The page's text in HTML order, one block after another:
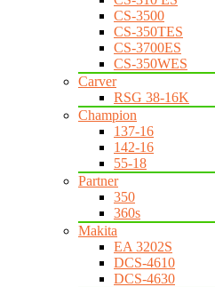
CS-3500
CS-350TES
CS-3700ES
CS-350WES
Carver
RSG 38-16K
Champion
137-16
142-16
55-18
Partner
350
360s
Makita
EA 3202S
DCS-4610
DCS-4630